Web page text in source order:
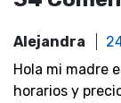
Alejandra
Hola mi madre
horarios y